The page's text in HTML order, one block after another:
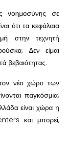
νοημοσύνης σε
ότι τα κεφάλαια
στην τεχνητή
Δεν είμαι
βεβαιότητας.
νέο χώρο των
παγκόσμια;
είναι χώρα η
και μπορεί,